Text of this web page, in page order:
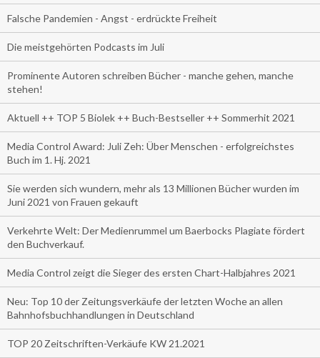
Falsche Pandemien - Angst - erdrückte Freiheit
Die meistgehörten Podcasts im Juli
Prominente Autoren schreiben Bücher - manche gehen, manche
stehen!
Aktuell ++ TOP 5 Biolek ++ Buch-Bestseller ++ Sommerhit 2021
Media Control Award: Juli Zeh: Über Menschen - erfolgreichstes
Buch im 1. Hj. 2021
Sie werden sich wundern, mehr als 13 Millionen Bücher wurden im
Juni 2021 von Frauen gekauft
Verkehrte Welt: Der Medienrummel um Baerbocks Plagiate fördert
den Buchverkauf.
Media Control zeigt die Sieger des ersten Chart-Halbjahres 2021
Neu: Top 10 der Zeitungsverkäufe der letzten Woche an allen
Bahnhofsbuchhandlungen in Deutschland
TOP 20 Zeitschriften-Verkäufe KW 21.2021